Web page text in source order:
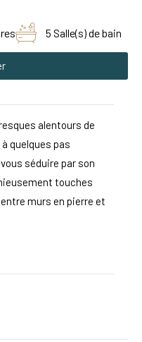
5 Salle(s) de bain
alentours de
quelques pas
séduire par son
touches
murs en pierre et